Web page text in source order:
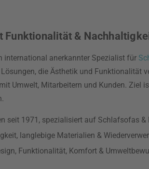
Funktionalität &
international anerkannter Spezialist für
die Ästhetik und Funktionalität
Umwelt, Mitarbeitern und Kunden. Ziel
seit 1971, spezialisiert auf Schlafsofas
langlebige Materialien &
Funktionalität, Komfort &